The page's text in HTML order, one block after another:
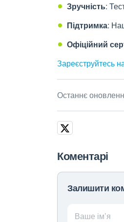
Зручність:
Підтримка:
Офіційний
Зареєструйтесь
Останнє
Коментарі
Залишити
Ваше ім’я